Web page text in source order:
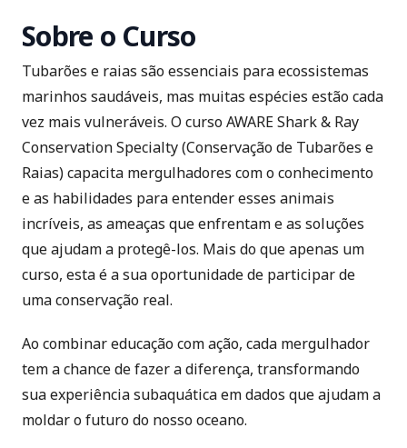
Sobre o Curso
Tubarões e raias são essenciais para ecossistemas
marinhos saudáveis, mas muitas espécies estão cada
vez mais vulneráveis. O curso AWARE Shark & Ray
Conservation Specialty (Conservação de Tubarões e
Raias) capacita mergulhadores com o conhecimento
e as habilidades para entender esses animais
incríveis, as ameaças que enfrentam e as soluções
que ajudam a protegê-los. Mais do que apenas um
curso, esta é a sua oportunidade de participar de
uma conservação real.
Ao combinar educação com ação, cada mergulhador
tem a chance de fazer a diferença, transformando
sua experiência subaquática em dados que ajudam a
moldar o futuro do nosso oceano.